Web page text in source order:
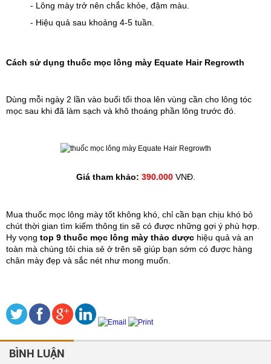
- Lông mày trở nên chắc khỏe, đậm màu.
- Hiệu quả sau khoảng 4-5 tuần.
Cách sử dụng thuốc mọc lông mày Equate Hair Regrowth
Dùng mỗi ngày 2 lần vào buổi tối thoa lên vùng cần cho lông tóc
mọc sau khi đã làm sạch và khô thoáng phần lông trước đó.
Giá tham khảo: 390.000 VNĐ.
Mua thuốc mọc lông mày tốt không khó, chỉ cần bạn chịu khó bỏ
chút thời gian tìm kiếm thông tin sẽ có được những gợi ý phù hợp.
Hy vọng top 9 thuốc mọc lông mày thảo dược hiệu quả và an
toàn mà chúng tôi chia sẻ ở trên sẽ giúp bạn sớm có được hàng
chân mày đẹp và sắc nét như mong muốn.
BÌNH LUẬN